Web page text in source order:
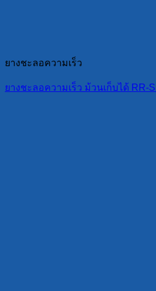
ยางชะลอความเร็ว
ยางชะลอความเร็ว ม้วนเก็บได้ RR-